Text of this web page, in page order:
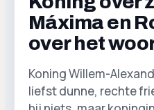
Máxima en
over het
Koning Willem-
liefst dunne, rechte